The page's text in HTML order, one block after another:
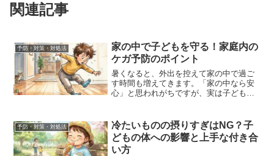
関連記事
予防・対策・対処法
家の中で子どもを守る！家庭内の
ケガ予防のポイント
暑くなると、外出を控えて家の中で過ご
す時間も増えてきます。「家の中なら安
心」と思われがちですが、実は子どもの
策で、大きな事故を防ぐことができま
す。そこで今回は、ご家庭で...
予防・対策・対処法
冷たいものの摂りすぎはNG？子
どもの体への影響と上手な付き合
い方